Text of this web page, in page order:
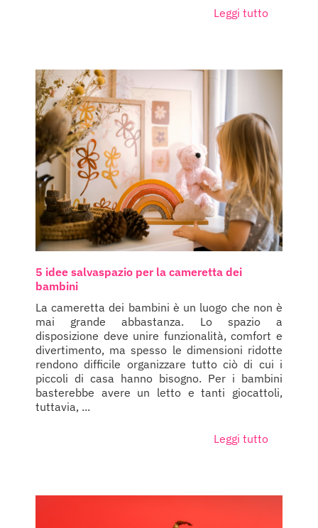
Leggi tutto
5 idee salvaspazio per la cameretta dei
bambini
La cameretta dei bambini è un luogo che non è
mai grande abbastanza. Lo spazio a
disposizione deve unire funzionalità, comfort e
divertimento, ma spesso le dimensioni ridotte
rendono difficile organizzare tutto ciò di cui i
piccoli di casa hanno bisogno. Per i bambini
basterebbe avere un letto e tanti giocattoli,
tuttavia, ...
Leggi tutto